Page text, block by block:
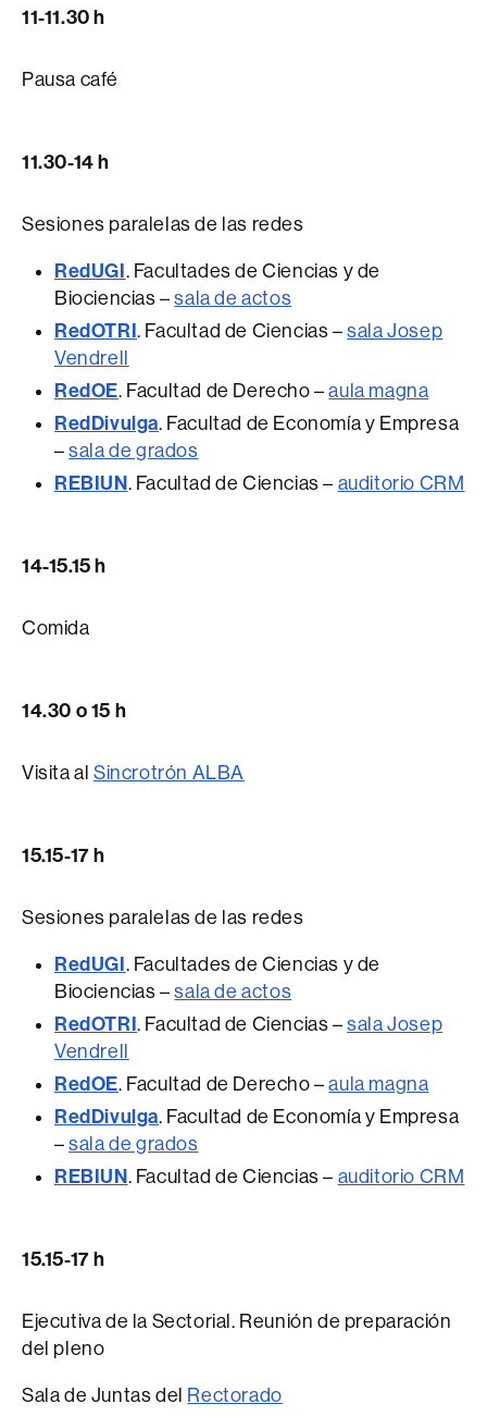
11-11.30 h
Pausa café
11.30-14 h
Sesiones paralelas de las redes
RedUGI. Facultades de Ciencias y de
Biociencias –sala de actos
RedOTRI. Facultad de Ciencias –sala Josep
Vendrell
RedOE. Facultad de Derecho –aula magna
RedDivulga. Facultad de Economía y Empresa
–sala de grados
REBIUN. Facultad de Ciencias – auditorio CRM
14-15.15 h
Comida
14.30 o 15 h
Visita al Sincrotrón ALBA
15.15-17 h
Sesiones paralelas de las redes
RedUGI. Facultades de Ciencias y de
Biociencias –sala de actos
RedOTRI. Facultad de Ciencias –sala Josep
Vendrell
RedOE. Facultad de Derecho –aula magna
RedDivulga. Facultad de Economía y Empresa
–sala de grados
REBIUN. Facultad de Ciencias – auditorio CRM
15.15-17 h
Ejecutiva de la Sectorial. Reunión de preparación
del pleno
Sala de Juntas del Rectorado